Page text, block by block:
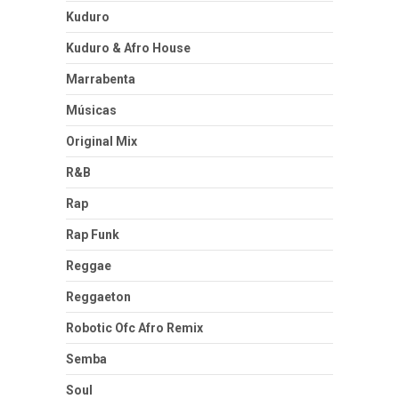
Kuduro
Kuduro & Afro House
Marrabenta
Músicas
Original Mix
R&B
Rap
Rap Funk
Reggae
Reggaeton
Robotic Ofc Afro Remix
Semba
Soul